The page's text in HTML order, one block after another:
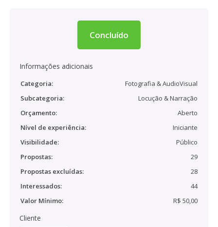
Concluído
Informações adicionais
Categoria:
Fotografia & AudioVisual
Subcategoria:
Locução & Narração
Orçamento:
Aberto
Nível de experiência:
Iniciante
Visibilidade:
Público
Propostas:
29
Propostas excluídas:
28
Interessados:
44
Valor Mínimo:
R$ 50,00
Cliente